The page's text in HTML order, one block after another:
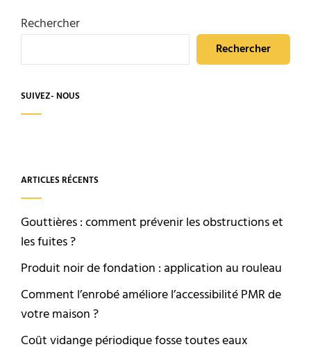
à
Rechercher
Rechercher
SUIVEZ- NOUS
ARTICLES RÉCENTS
Gouttières : comment prévenir les obstructions et
les fuites ?
Produit noir de fondation : application au rouleau
Comment l’enrobé améliore l’accessibilité PMR de
votre maison ?
Coût vidange périodique fosse toutes eaux